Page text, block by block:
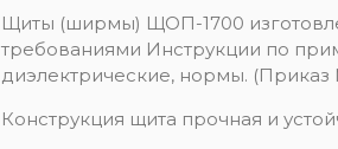
Щиты (ширмы) ЩОП-1700
требованиями Инструкции по
диэлектрические, нормы. (Приказ
Конструкция щита прочная и